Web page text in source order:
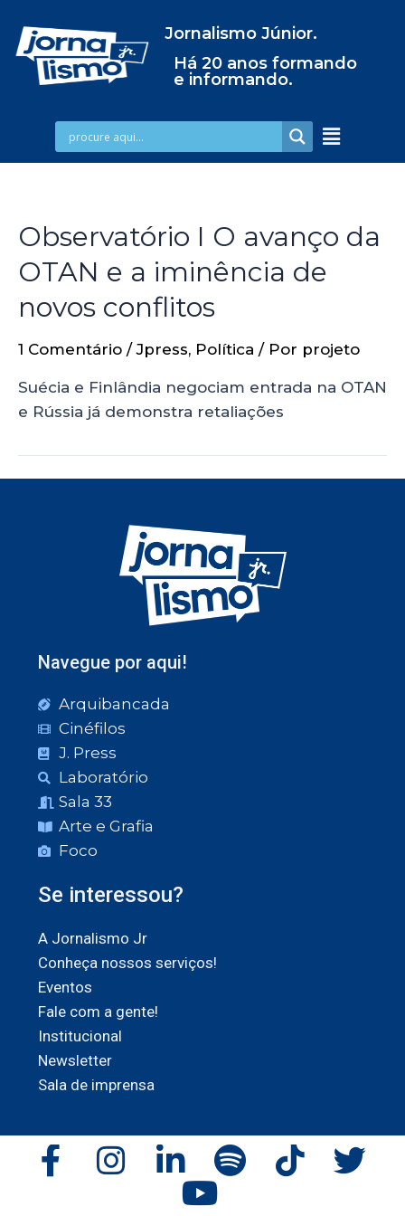
Jornalismo Júnior.
Há 20 anos formando
e informando.
Observatório I O avanço da
OTAN e a iminência de
novos conflitos
1 Comentário /Jpress, Política / Por projeto
Suécia e Finlândia negociam entrada na OTAN
e Rússia já demonstra retaliações
Navegue por aqui!
Arquibancada
Cinéfilos
J. Press
Laboratório
Sala 33
Arte e Grafia
Foco
Se interessou?
A Jornalismo Jr
Conheça nossos serviços!
Eventos
Fale com a gente!
Institucional
Newsletter
Sala de imprensa